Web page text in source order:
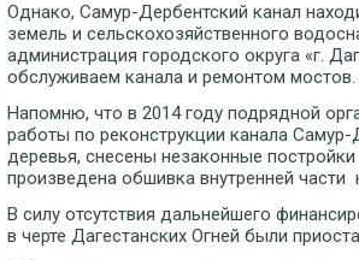
Однако, Самур-Дербентский канал
земель и сельскохозяйственного
администрация городского округа «г.
обслуживаем канала и ремонтом мостов.
Напомню, что в 2014 году подрядной
работы по реконструкции канала
деревья, снесены незаконные
произведена обшивка внутренней части
В силу отсутствия дальнейшего
в черте Дагестанских Огней были